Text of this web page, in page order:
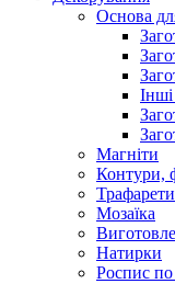
Основа
Магніти
Контури,
Трафарети
Мозаїка
Натирки
Роспис по